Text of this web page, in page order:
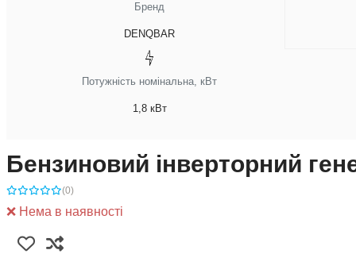
Бренд
DENQBAR
Потужність номінальна, кВт
1,8 кВт
Бензиновий інверторний
(0)
❌ Нема в наявності